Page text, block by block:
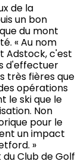
de la
un bon
du mont
« Au nom
Adstock, c'est
d'effectuer
très fières que
opérations
le ski que le
Non
pour le
un impact
»
Club de Golf